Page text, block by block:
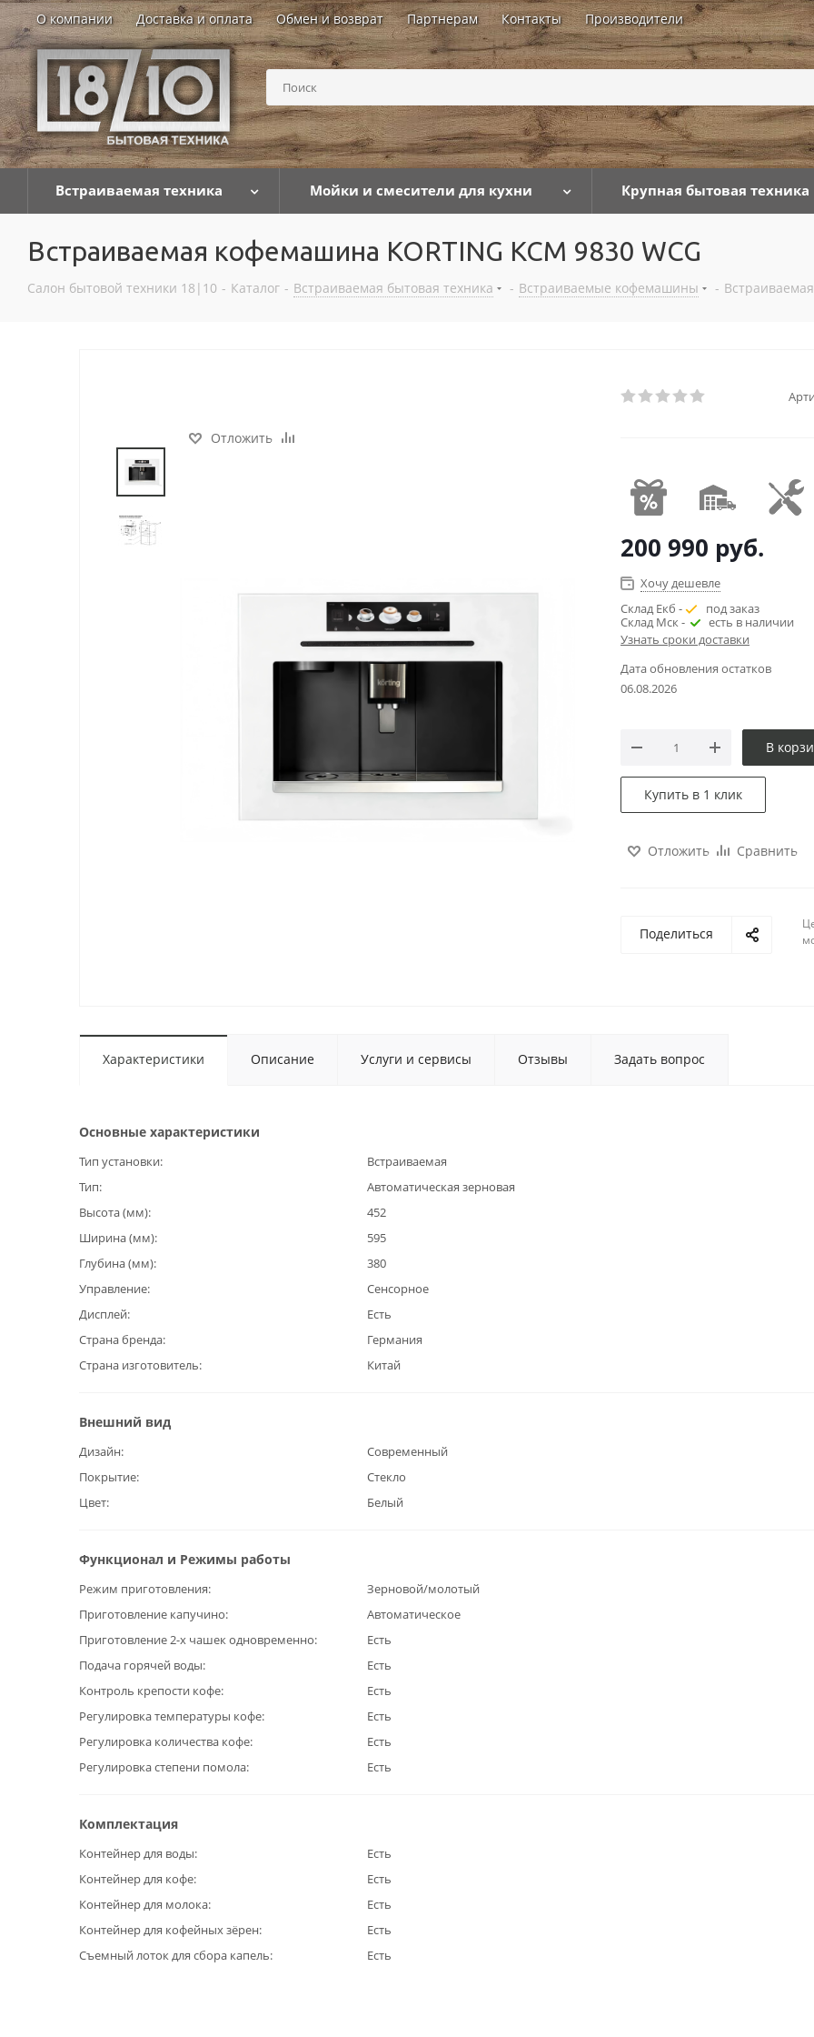
О компании Доставка и оплата Обмен и возврат Партнерам Контакты Производители ...
Встраиваемая техника Мойки и смесители для кухни Крупная бытовая техника
Встраиваемая кофемашина KORTING KCM 9830 WCG
Салон бытовой техники 18|10 - Каталог - Встраиваемая бытовая техника - Встраиваемые кофемашины -
Отложить
200 990 руб.
Хочу дешевле
Склад Екб -
под заказ
Склад Мск -
есть в наличии
Узнать сроки доставки
Дата обновления остатков
06.08.2026
В
Купить в 1 клик
Отложить Сравнить
Поделиться
Характеристики Описание Услуги и сервисы Отзывы Задать вопрос
Основные характеристики
Тип установки
Встраиваемая
Тип
Автоматическая зерновая
Высота (мм)
452
Ширина (мм)
595
Глубина (мм)
380
Управление
Сенсорное
Дисплей
Есть
Страна бренда
Германия
Страна изготовитель
Китай
Внешний вид
Дизайн
Современный
Покрытие
Стекло
Цвет
Белый
Функционал и Режимы работы
Режим приготовления
Зерновой/молотый
Приготовление капучино
Автоматическое
Приготовление 2-х чашек одновременно
Есть
Подача горячей воды
Есть
Контроль крепости кофе
Есть
Регулировка температуры кофе
Есть
Регулировка количества кофе
Есть
Регулировка степени помола
Есть
Комплектация
Контейнер для воды
Есть
Контейнер для кофе
Есть
Контейнер для молока
Есть
Контейнер для кофейных зёрен
Есть
Съемный лоток для сбора капель
Есть